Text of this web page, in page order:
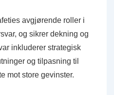
avgjørende roller i
og sikrer dekning og
inkluderer strategisk
og tilpasning til
mot store gevinster.